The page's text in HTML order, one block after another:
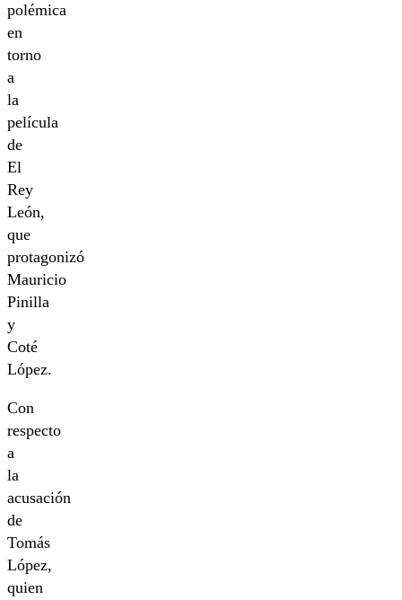
polémica
en
torno
a
la
película
de
El
Rey
León,
que
protagonizó
Mauricio
Pinilla
y
Coté
López.
Con
respecto
a
la
acusación
de
Tomás
López,
quien